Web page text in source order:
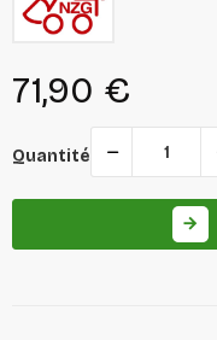
71,90 €
Quantité
arrow_forward